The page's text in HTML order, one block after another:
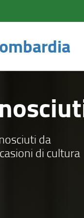
da
di cultura